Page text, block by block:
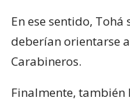
En ese sentido,
deberían orientarse
Carabineros.
Finalmente, también